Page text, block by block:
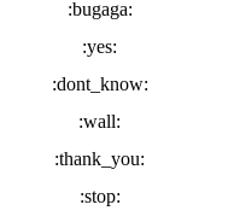
:bugaga:
:yes:
:dont_know:
:wall:
:thank_you:
:stop: